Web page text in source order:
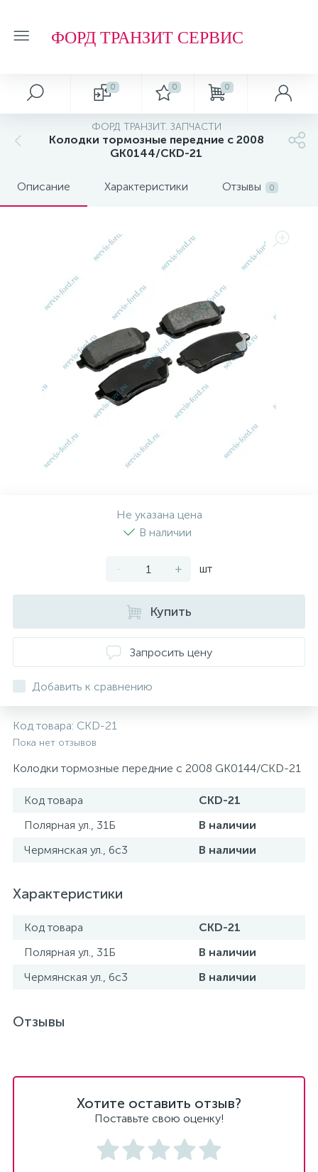
ФОРД ТРАНЗИТ СЕРВИС
0 0 0
ФОРД ТРАНЗИТ. ЗАПЧАСТИ
Колодки тормозные передние с 2008
GK0144/CKD-21
Описание Характеристики Отзывы 0
Не указана цена
В наличии
- + шт
Купить
Запросить цену
Добавить к сравнению
Код товара: CKD-21
Пока нет отзывов
Колодки тормозные передние с 2008 GK0144/CKD-21
Код товара
CKD-21
Полярная ул., 31Б
В наличии
Чермянская ул., 6с3
В наличии
Характеристики
Код товара
CKD-21
Полярная ул., 31Б
В наличии
Чермянская ул., 6с3
В наличии
Отзывы
Хотите оставить отзыв?
Поставьте свою оценку!
Автосервис
Ремонт подвески и ходовой части
Ремонт агрегатов
Плановое Т.О.
Топливная система
Тормозная система
Автоэлектрика
О магазине
Отзывы о компании
Обзоры и советы
Обзоры
Рейтинг
Т.О. ФОРД ТРАНЗИТ
Фильтр МАСЛЯНЫЙ
Фильтр ТОПЛИВНЫЙ
Фильтр ВОЗДУШНЫЙ
Фильтр САЛОННЫЙ
Масло МОТОРНОЕ
МАСЛО ТРАНСМИССИОННОЕ
ТОРМОЗНАЯ ЖИДКОСТЬ
АНТИФРИЗ
ПРИВОДНОЙ РЕМЕНЬ
ТОРМОЗНЫЕ КОЛОДКИ
ТОРМОЗНЫЕ ДИСКИ